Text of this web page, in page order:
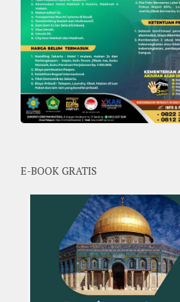
E-BOOK GRATIS